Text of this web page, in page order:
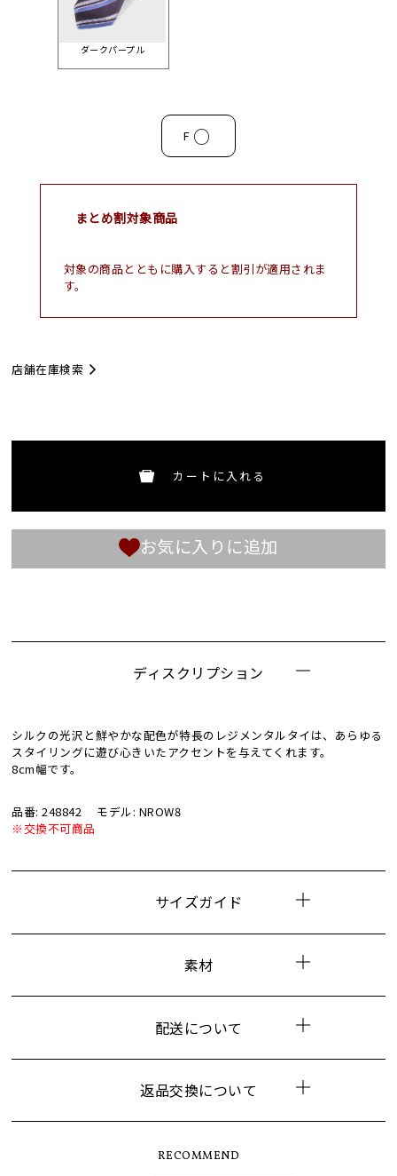
ダークパープル
F ○
まとめ割対象商品
対象の商品とともに購入すると割引が適用されま
す。
店舗在庫検索
カートに入れる
お気に入りに追加
ディスクリプション
シルクの光沢と鮮やかな配色が特長のレジメンタルタイは、あらゆる
スタイリングに遊び心きいたアクセントを与えてくれます。
8cm幅です。
品番: 248842
モデル: NROW8
※交換不可商品
サイズガイド
素材
配送について
返品交換について
RECOMMEND